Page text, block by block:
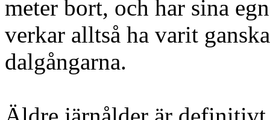
meter bort, och har sina
verkar alltså ha varit
dalgångarna.